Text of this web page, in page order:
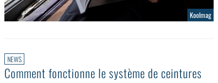
Koolmag
NEWS
Comment fonctionne le système de ceintures